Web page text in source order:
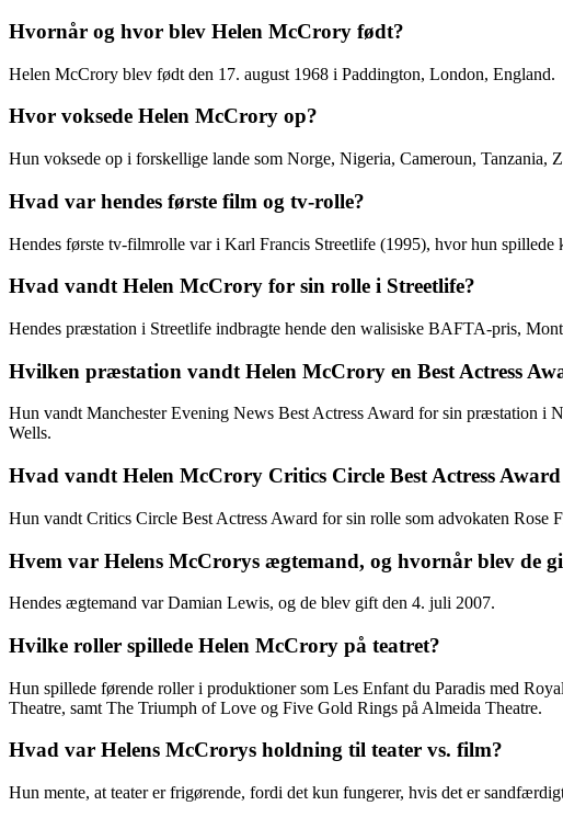
Hvornår og hvor blev Helen McCrory født?
Helen McCrory blev født den 17. august 1968 i Paddington, London, England.
Hvor voksede Helen McCrory op?
Hun voksede op i forskellige lande som Norge, Nigeria, Cameroun, Tanzania,
Hvad var hendes første film og tv-rolle?
Hendes første tv-filmrolle var i Karl Francis Streetlife (1995), hvor hun spillede
Hvad vandt Helen McCrory for sin rolle i Streetlife?
Hendes præstation i Streetlife indbragte hende den walisiske BAFTA-pris,
Hvilken præstation vandt Helen McCrory en Best Actress
Hun vandt Manchester Evening News Best Actress Award for sin præstation i
Wells.
Hvad vandt Helen McCrory Critics Circle Best Actress
Hun vandt Critics Circle Best Actress Award for sin rolle som advokaten Rose
Hvem var Helens McCrorys ægtemand, og hvornår blev de
Hendes ægtemand var Damian Lewis, og de blev gift den 4. juli 2007.
Hvilke roller spillede Helen McCrory på teatret?
Hun spillede førende roller i produktioner som Les Enfant du Paradis med
Theatre, samt The Triumph of Love og Five Gold Rings på Almeida Theatre.
Hvad var Helens McCrorys holdning til teater vs. film?
Hun mente, at teater er frigørende, fordi det kun fungerer, hvis det er